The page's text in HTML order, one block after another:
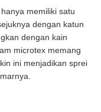
memiliki satu
dengan katun
dengan kain
microtex memang
ini menjadikan sprei